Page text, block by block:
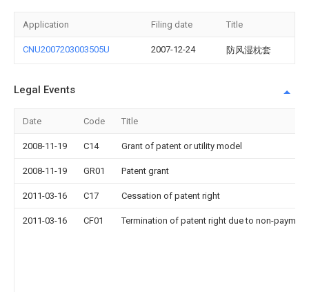
Application Filing date Title
CNU2007203003505U 2007-12-24 防风湿枕套
Legal Events
Date Code Title
2008-11-19 C14 Grant of patent or utility model
2008-11-19 GR01 Patent grant
2011-03-16 C17 Cessation of patent right
2011-03-16 CF01 Termination of patent right due to non-